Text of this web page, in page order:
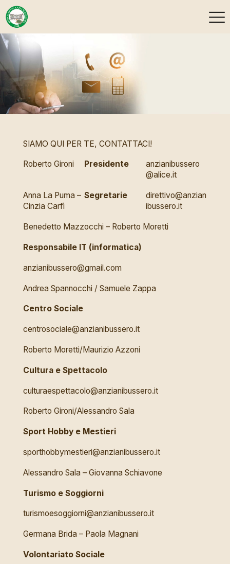
SIAMO QUI PER TE, CONTATTACI!
Roberto Gironi Presidente
anzianibussero
@alice.it
Anna La Puma –
Cinzia Carfì
Segretarie
direttivo@anzian
ibussero.it
Benedetto Mazzocchi – Roberto Moretti
Responsabile IT (informatica)
anzianibussero@gmail.com
Andrea Spannocchi / Samuele Zappa
Centro Sociale
centrosociale@anzianibussero.it
Roberto Moretti/Maurizio Azzoni
Cultura e Spettacolo
culturaespettacolo@anzianibussero.it
Roberto Gironi/Alessandro Sala
Sport Hobby e Mestieri
sporthobbymestieri@anzianibussero.it
Alessandro Sala – Giovanna Schiavone
Turismo e Soggiorni
turismoesoggiorni@anzianibussero.it
Germana Brida – Paola Magnani
Volontariato Sociale